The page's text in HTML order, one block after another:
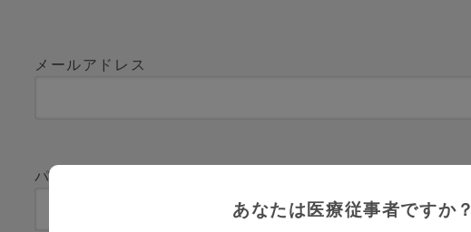
メールアドレス
パスワード
あなたは医療従事者ですか？